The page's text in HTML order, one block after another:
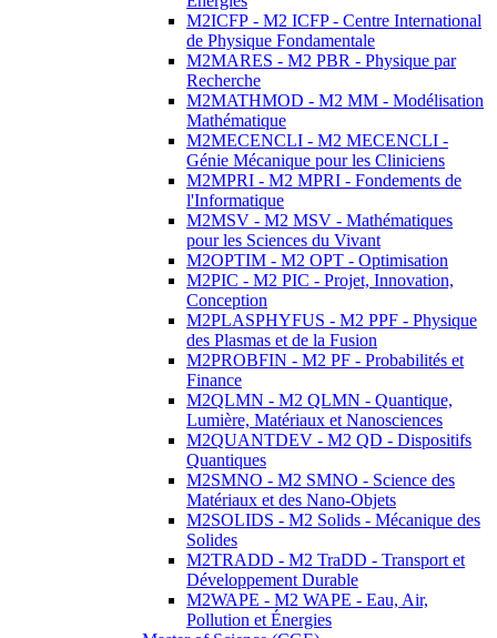
M2ICFP - M2 ICFP - Centre International
de Physique Fondamentale
M2MARES - M2 PBR - Physique par
Recherche
M2MATHMOD - M2 MM - Modélisation
Mathématique
M2MECENCLI - M2 MECENCLI -
Génie Mécanique pour les Cliniciens
M2MPRI - M2 MPRI - Fondements de
l'Informatique
M2MSV - M2 MSV - Mathématiques
pour les Sciences du Vivant
M2OPTIM - M2 OPT - Optimisation
M2PIC - M2 PIC - Projet, Innovation,
Conception
M2PLASPHYFUS - M2 PPF - Physique
des Plasmas et de la Fusion
M2PROBFIN - M2 PF - Probabilités et
Finance
M2QLMN - M2 QLMN - Quantique,
Lumière, Matériaux et Nanosciences
M2QUANTDEV - M2 QD - Dispositifs
Quantiques
M2SMNO - M2 SMNO - Science des
Matériaux et des Nano-Objets
M2SOLIDS - M2 Solids - Mécanique des
Solides
M2TRADD - M2 TraDD - Transport et
Développement Durable
M2WAPE - M2 WAPE - Eau, Air,
Pollution et Énergies